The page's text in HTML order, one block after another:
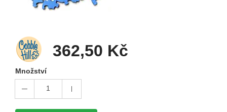
362,50 Kč
Množství
1